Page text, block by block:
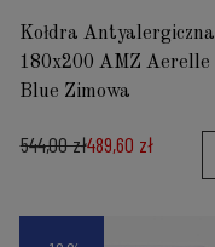
Kołdra Antyalergiczna
180x200 AMZ Aerelle
Blue Zimowa
544,00 zł489,60 zł